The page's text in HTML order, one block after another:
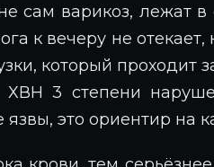
сам варикоз, лежат
к вечеру не
который проходит
3 степени
это ориентир на